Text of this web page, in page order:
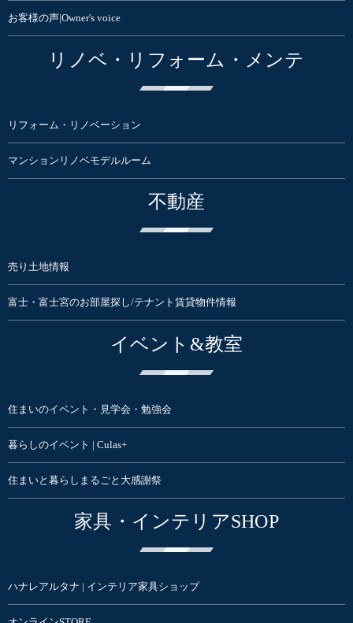
お客様の声|Owner's voice
リノベ・リフォーム・メンテ
リフォーム・リノベーション
マンションリノベモデルルーム
不動産
売り土地情報
富士・富士宮のお部屋探し/テナント賃貸物件情報
イベント&教室
住まいのイベント・見学会・勉強会
暮らしのイベント | Culas+
住まいと暮らしまるごと大感謝祭
家具・インテリアSHOP
ハナレアルタナ | インテリア家具ショップ